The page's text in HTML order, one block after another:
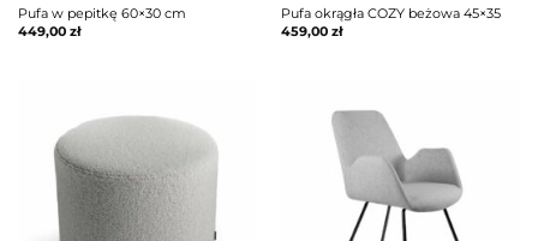
Pufa w pepitkę 60×30 cm
449,00 zł
Pufa okrągła COZY beżowa 45×35
459,00 zł